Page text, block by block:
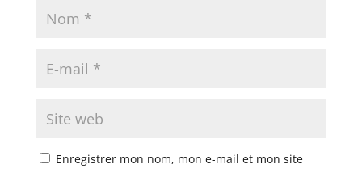
Enregistrer mon nom, mon e-mail et mon site